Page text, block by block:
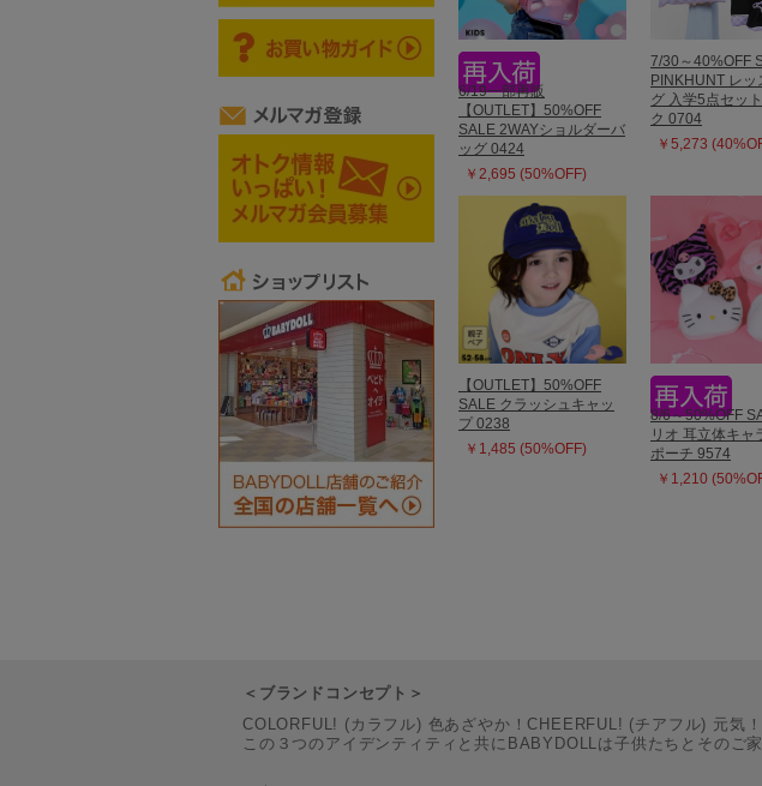
6/19一部再販
【OUTLET】50%OFF
SALE 2WAYショルダーバ
ッグ 0424
￥2,695 (50%OFF)
7/30～40%OFF
PINKHUNT レッ
グ 入学5点セッ
ク 0704
￥5,273
【OUTLET】50%OFF
SALE クラッシュキャッ
プ 0238
￥1,485 (50%OFF)
8/6～50%OFF
リオ 耳立体キャ
ポーチ 9574
￥1,210
次
＜ブランドコンセプト＞
COLORFUL! (カラフル) 色あざやか！CHEERFUL! (チアフル) 元気
この３つのアイデンティティと共にBABYDOLLは子供たちとそのご